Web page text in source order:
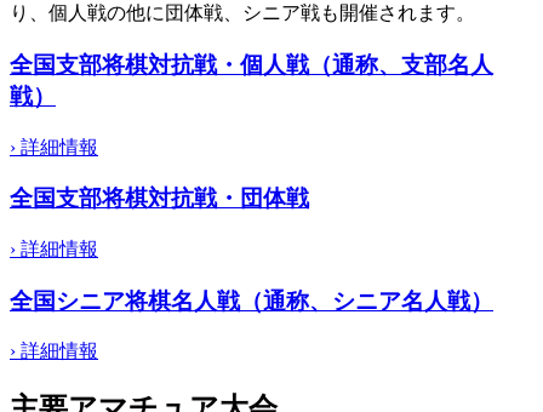
り、個人戦の他に団体戦、シニア戦も開催されます。
全国支部将棋対抗戦・個人戦（通称、支部名人
戦）
› 詳細情報
全国支部将棋対抗戦・団体戦
› 詳細情報
全国シニア将棋名人戦（通称、シニア名人戦）
› 詳細情報